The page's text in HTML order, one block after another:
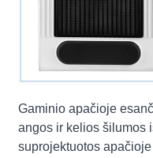
Gaminio apačioje
angos ir kelios šilumos
suprojektuotos